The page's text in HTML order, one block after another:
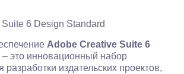
Adobe Creative Suite 6
– это инновационный набор
разработки издательских проектов,